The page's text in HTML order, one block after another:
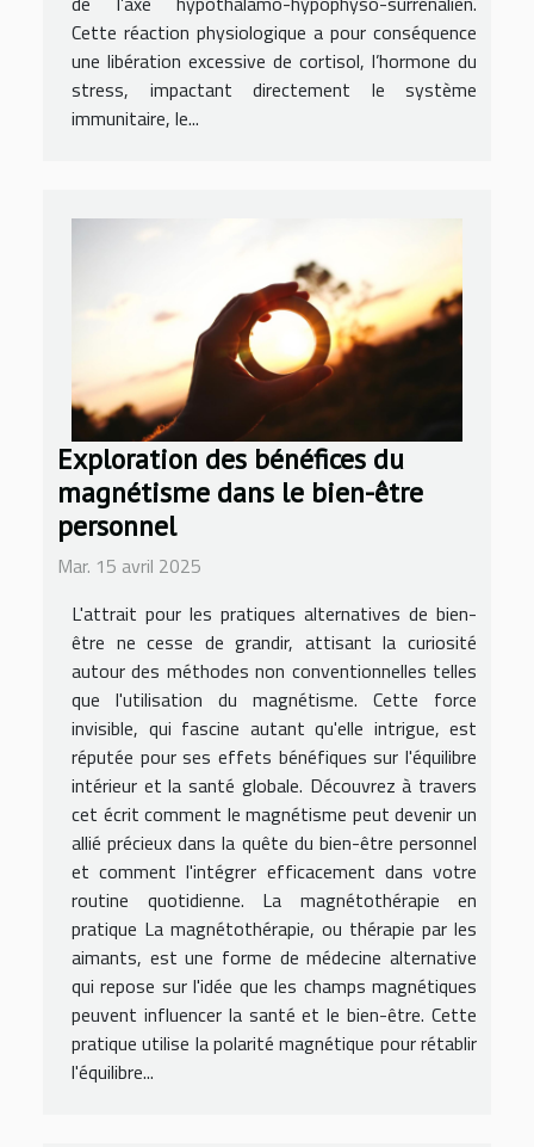
Cette réaction physiologique a pour conséquence
une libération excessive de cortisol, l’hormone du
stress, impactant directement le système
immunitaire, le...
Exploration des bénéfices du
magnétisme dans le bien-être
personnel
Mar. 15 avril 2025
L'attrait pour les pratiques alternatives de bien-
être ne cesse de grandir, attisant la curiosité
autour des méthodes non conventionnelles telles
que l'utilisation du magnétisme. Cette force
invisible, qui fascine autant qu'elle intrigue, est
réputée pour ses effets bénéfiques sur l'équilibre
intérieur et la santé globale. Découvrez à travers
cet écrit comment le magnétisme peut devenir un
allié précieux dans la quête du bien-être personnel
et comment l'intégrer efficacement dans votre
routine quotidienne. La magnétothérapie en
pratique La magnétothérapie, ou thérapie par les
aimants, est une forme de médecine alternative
qui repose sur l'idée que les champs magnétiques
peuvent influencer la santé et le bien-être. Cette
pratique utilise la polarité magnétique pour rétablir
l'équilibre...